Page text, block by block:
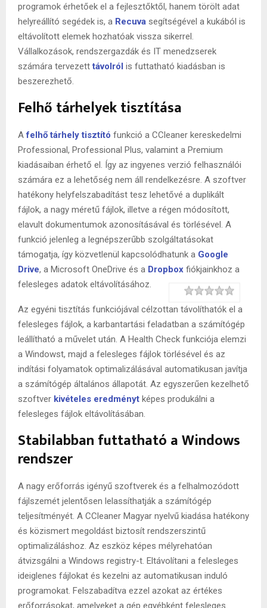
programok érhetőek el a fejlesztőktől, hanem törölt adat
helyreállító segédek is, a Recuva segítségével a kukából is
eltávolított elemek hozhatóak vissza sikerrel.
Vállalkozások, rendszergazdák és IT menedzserek
számára tervezetttávolról is futtatható kiadásban is
beszerezhető.
Felhő tárhelyek tisztítása
Afelhő tárhely tisztító funkció a CCleaner kereskedelmi
Professional, Professional Plus, valamint a Premium
kiadásaiban érhető el. Így az ingyenes verzió felhasználói
számára ez a lehetőség nem áll rendelkezésre. A szoftver
hatékony helyfelszabadítást tesz lehetővé a duplikált
fájlok, a nagy méretű fájlok, illetve a régen módosított,
elavult dokumentumok azonosításával és törlésével. A
funkció jelenleg a legnépszerűbb szolgáltatásokat
támogatja, így közvetlenül kapcsolódhatunk a Google
Drive, a Microsoft OneDrive és a Dropbox fiókjainkhoz a
felesleges adatok eltávolításához.
Az egyéni tisztítás funkciójával célzottan távolíthatók el a
felesleges fájlok, a karbantartási feladatban a számítógép
leállítható a művelet után. A Health Check funkciója elemzi
a Windowst, majd a felesleges fájlok törlésével és az
indítási folyamatok optimalizálásával automatikusan javítja
a számítógép általános állapotát. Az egyszerűen kezelhető
szoftver kivételes eredményt képes produkálni a
felesleges fájlok eltávolításában.
Stabilabban futtatható a Windows
rendszer
A nagy erőforrás igényű szoftverek és a felhalmozódott
fájlszemét jelentősen lelassíthatják a számítógép
teljesítményét. A CCleaner Magyar nyelvű kiadása hatékony
és közismert megoldást biztosít rendszerszintű
optimalizáláshoz. Az eszköz képes mélyrehatóan
átvizsgálni a Windows registry-t. Eltávolítani a felesleges
ideiglenes fájlokat és kezelni az automatikusan induló
programokat. Felszabadítva ezzel azokat az értékes
erőforrásokat, amelyeket a gép egyébként felesleges
Rating 1 star
2 stars
3 stars
4 stars
5 stars